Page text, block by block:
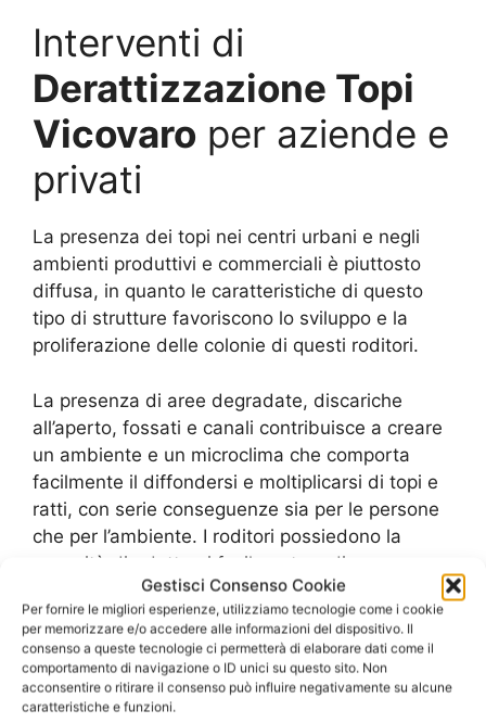
Gestisci Consenso Cookie
Per fornire le migliori esperienze, utilizziamo tecnologie come i cookie
per memorizzare e/o accedere alle informazioni del dispositivo. Il
consenso a queste tecnologie ci permetterà di elaborare dati come il
comportamento di navigazione o ID unici su questo sito. Non
acconsentire o ritirare il consenso può influire negativamente su alcune
caratteristiche e funzioni.
Interventi di
Derattizzazione Topi
Vicovaro per aziende e
privati
La presenza dei topi nei centri urbani e negli
ambienti produttivi e commerciali è piuttosto
diffusa, in quanto le caratteristiche di questo
tipo di strutture favoriscono lo sviluppo e la
proliferazione delle colonie di questi roditori.
La presenza di aree degradate, discariche
all’aperto, fossati e canali contribuisce a creare
un ambiente e un microclima che comporta
facilmente il diffondersi e moltiplicarsi di topi e
ratti, con serie conseguenze sia per le persone
che per l’ambiente. I roditori possiedono la
capacità di adattarsi facilmente e di
sopravvivere anche con pochissime risorse e
riescono a sopravvivere facilmente sopportando
i cambiamenti di temperatura e la presenza di
persone e di animali, anche in merito alla loro
abitudine di muoversi soprattutto la notte.